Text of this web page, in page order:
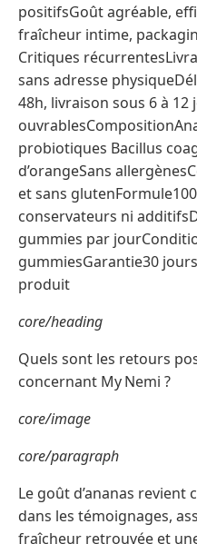
positifsGoût agréable,
fraîcheur intime,
Critiques
sans adresse
48h, livraison sous 6 à 12
probiotiques Bacillus
d’orangeSans
et sans
conservateurs ni
gummies par
gummiesGarantie30
produit
core/heading
Quels sont les retours
concernant My Nemi ?
core/image
core/paragraph
Le goût d’ananas
dans les témoignages,
fraîcheur retrouvée et